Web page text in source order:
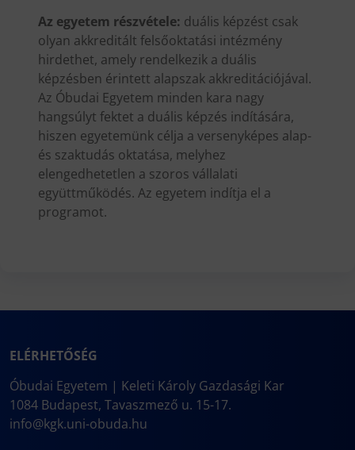
Az egyetem részvétele: duális képzést csak
olyan akkreditált felsőoktatási intézmény
hirdethet, amely rendelkezik a duális
képzésben érintett alapszak akkreditációjával.
Az Óbudai Egyetem minden kara nagy
hangsúlyt fektet a duális képzés indítására,
hiszen egyetemünk célja a versenyképes alap-
és szaktudás oktatása, melyhez
elengedhetetlen a szoros vállalati
együttműködés. Az egyetem indítja el a
programot.
ELÉRHETŐSÉG
Óbudai Egyetem | Keleti Károly Gazdasági Kar
1084 Budapest, Tavaszmező u. 15-17.
info@kgk.uni-obuda.hu